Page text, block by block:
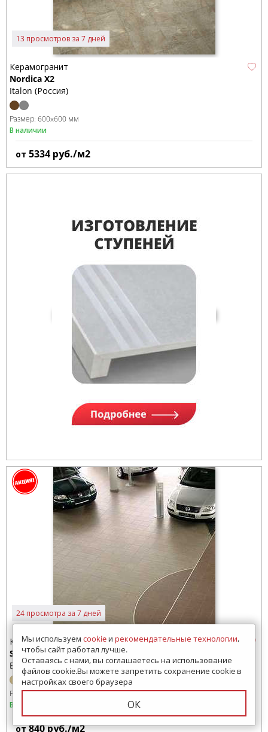
13 просмотров за 7 дней
Керамогранит
Nordica X2
Italon (Россия)
Размер: 600x600 мм
В наличии
от 5334 руб./м2
24 просмотра за 7 дней
Керамогранит
Standard
Estima (Россия)
Размер:600x600 мм 300x300 мм
В наличии
от840руб./м2
Мы используем cookieи рекомендательные технологии,
чтобы сайт работал лучше.
Оставаясь с нами, вы соглашаетесь на использование
файлов cookie.Вы можете запретить сохранение cookie в
настройках своего браузера
ОК